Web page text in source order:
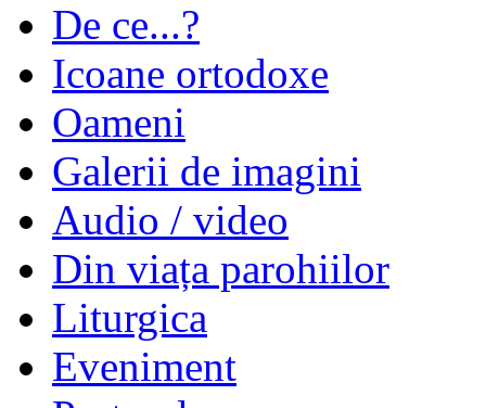
De ce...?
Icoane ortodoxe
Oameni
Galerii de imagini
Audio / video
Din viața parohiilor
Liturgica
Eveniment